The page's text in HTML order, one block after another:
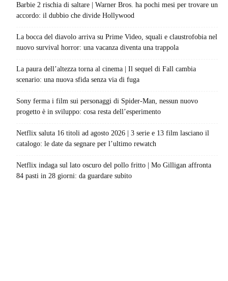
Barbie 2 rischia di saltare | Warner Bros. ha pochi mesi per trovare un
accordo: il dubbio che divide Hollywood
La bocca del diavolo arriva su Prime Video, squali e claustrofobia nel
nuovo survival horror: una vacanza diventa una trappola
La paura dell’altezza torna al cinema | Il sequel di Fall cambia
scenario: una nuova sfida senza via di fuga
Sony ferma i film sui personaggi di Spider-Man, nessun nuovo
progetto è in sviluppo: cosa resta dell’esperimento
Netflix saluta 16 titoli ad agosto 2026 | 3 serie e 13 film lasciano il
catalogo: le date da segnare per l’ultimo rewatch
Netflix indaga sul lato oscuro del pollo fritto | Mo Gilligan affronta
84 pasti in 28 giorni: da guardare subito